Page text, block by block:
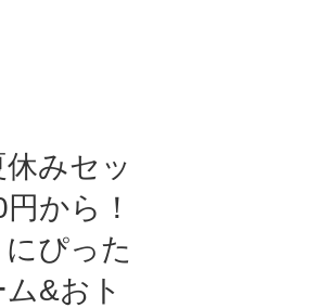
みセッ
から！
ぴった
&おト